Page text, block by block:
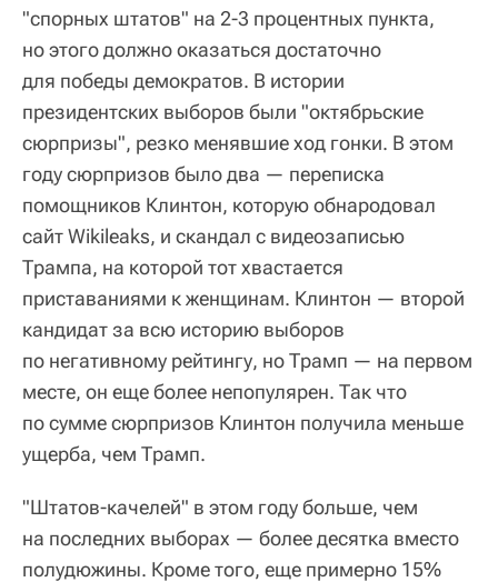
"спорных штатов" на 2-3 процентных пункта,
но этого должно оказаться достаточно
для победы демократов. В истории
президентских выборов были "октябрьские
сюрпризы", резко менявшие ход гонки. В этом
году сюрпризов было два — переписка
помощников Клинтон, которую обнародовал
сайт Wikileaks, и скандал с видеозаписью
Трампа, на которой тот хвастается
приставаниями к женщинам. Клинтон — второй
кандидат за всю историю выборов
по негативному рейтингу, но Трамп — на первом
месте, он еще более непопулярен. Так что
по сумме сюрпризов Клинтон получила меньше
ущерба, чем Трамп.
"Штатов-качелей" в этом году больше, чем
на последних выборах — более десятка вместо
полудюжины. Кроме того, еще примерно 15%